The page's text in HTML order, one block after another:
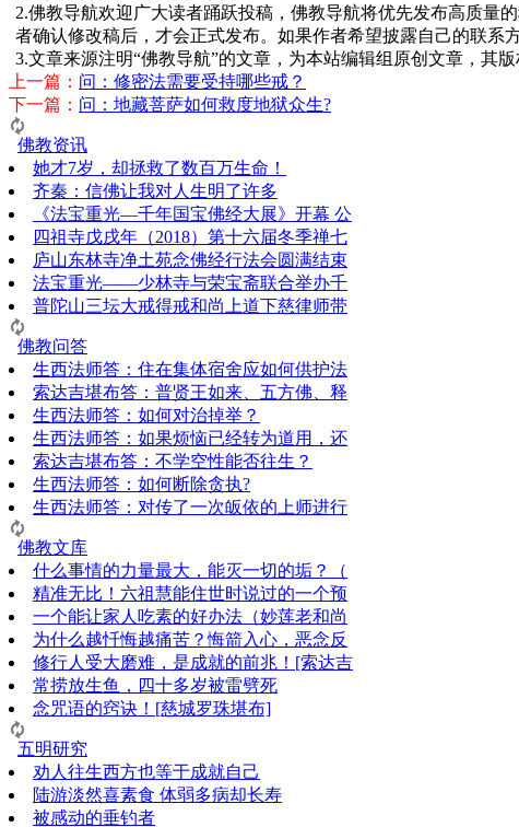
2.佛教导航欢迎广大读者踊跃投稿，佛教导航将优先发布高质量
者确认修改稿后，才会正式发布。如果作者希望披露自己的联系
3.文章来源注明“佛教导航”的文章，为本站编辑组原创文章，其
上一篇： 问：修密法需要受持哪些戒？
下一篇： 问：地藏菩萨如何救度地狱众生?
佛教资讯
她才7岁，却拯救了数百万生命！
齐秦：信佛让我对人生明了许多
《法宝重光—千年国宝佛经大展》开幕 公
四祖寺戊戌年（2018）第十六届冬季禅七
庐山东林寺净土苑念佛经行法会圆满结束
法宝重光——少林寺与荣宝斋联合举办千
普陀山三坛大戒得戒和尚上道下慈律师带
佛教问答
生西法师答：住在集体宿舍应如何供护法
索达吉堪布答：普贤王如来、五方佛、释
生西法师答：如何对治掉举？
生西法师答：如果烦恼已经转为道用，还
索达吉堪布答：​不学空性能否往生？
生西法师答：如何断除贪执?
生西法师答：对传了一次皈依的上师进行
佛教文库
什么事情的力量最大，能灭一切的垢？（
精准无比！六祖慧能住世时说过的一个预
一个能让家人吃素的好办法（妙莲老和尚
为什么越忏悔越痛苦？悔箭入心，恶念反
修行人受大磨难，是成就的前兆！[索达吉
常捞放生鱼，四十多岁被雷劈死
念咒语的窍诀！[慈城罗珠堪布]
五明研究
劝人往生西方也等于成就自己
陆游淡然喜素食 体弱多病却长寿
被感动的垂钓者